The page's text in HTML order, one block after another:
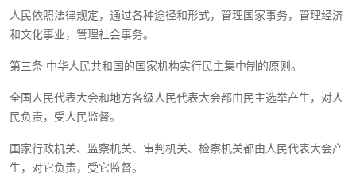
人民依照法律规定，通过各种途径和形式，管理国家事务，管理经济
和文化事业，管理社会事务。
第三条 中华人民共和国的国家机构实行民主集中制的原则。
全国人民代表大会和地方各级人民代表大会都由民主选举产生，对人
民负责，受人民监督。
国家行政机关、监察机关、审判机关、检察机关都由人民代表大会产
生，对它负责，受它监督。